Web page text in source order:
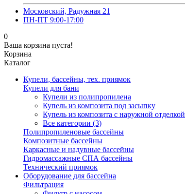
Московский, Радужная 21
ПН-ПТ 9:00-17:00
0
Ваша корзина пуста!
Корзина
Каталог
Купели, бассейны, тех. приямок
Купели для бани
Купели из полипропилена
Купель из композита под засыпку
Купель из композита с наружной отделкой
Все категории (3)
Полипропиленовые бассейны
Композитные бассейны
Каркасные и надувные бассейны
Гидромассажные СПА бассейны
Технический приямок
Оборудование для бассейна
Фильтрация